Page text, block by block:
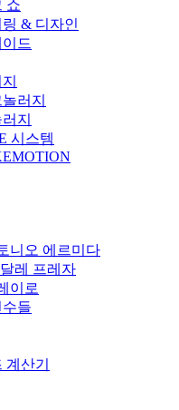
쇼
& 디자인
드
러지
지
시스템
니오 에르미다
레 프레자
이로
들
산기